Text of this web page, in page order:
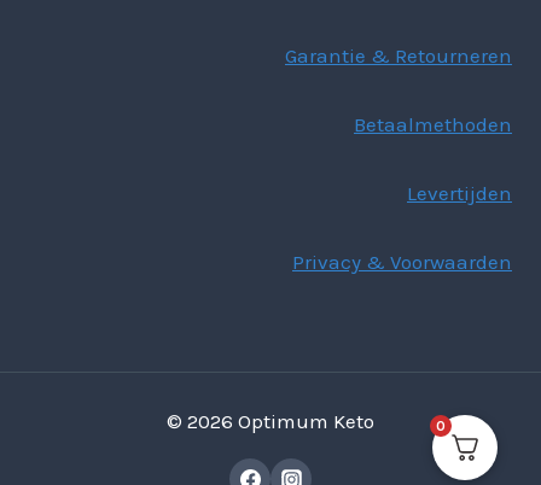
Garantie & Retourneren
Betaalmethoden
Levertijden
Privacy & Voorwaarden
© 2026 Optimum Keto 0